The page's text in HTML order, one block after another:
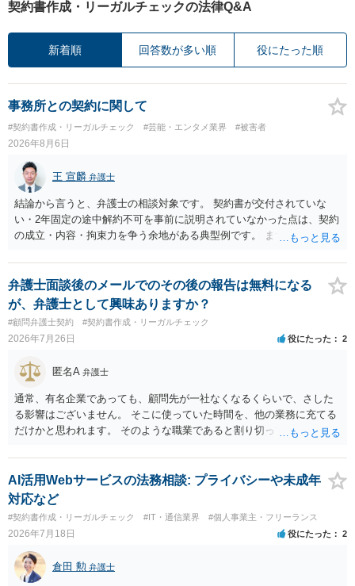
契約書作成・リーガルチェックの法律Q&A
新着順 回答数が多い順 役にたった順
事務所との契約に関して
#契約書作成・リーガルチェック #芸能・エンタメ業界 #被害者
2026年8月6日
王 宣麟 弁護士
結論から言うと、弁護士の相談対象です。 契約書が交付されていな
い・2年固定の途中解約不可を事前に説明されていなかった点は、契約
の成立・内容・拘束力を争う余地がある典型例です。 まずは、運営と
みてはいかがでしょうか。 また同時並行で（もしまだされていないの
であれば）書面で退所意思の明確化はしておくべきだと考えます。
弁護士面談後のメールでのその後の報告は無料になる
が、弁護士として興味ありますか？
#顧問弁護士契約 #契約書作成・リーガルチェック
2026年7月26日 役にたった 2
匿名A 弁護士
通常、有名企業であっても、顧問先が一社なくなるくらいで、さした
る影響はございません。 そこに使っていた時間を、他の業務に充てる
だけかと思われます。 そのような職業であると割り切ってご相談され
相談者様のご意見が反映されることを、お祈りしております。
AI活用Webサービスの法務相談: プライバシーや未成年
対応など
#契約書作成・リーガルチェック #IT・通信業界 #個人事業主・フリーランス
2026年7月18日 役にたった 2
倉田 勲 弁護士